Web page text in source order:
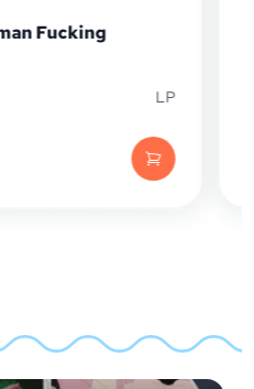
Fucking
LP